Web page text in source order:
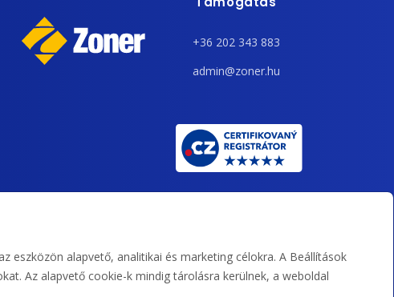
+36 202 343 883
admin@zoner.hu
eszközön alapvető, analitikai és marketing célokra. A Beállítások
Az alapvető cookie-k mindig tárolásra kerülnek, a weboldal